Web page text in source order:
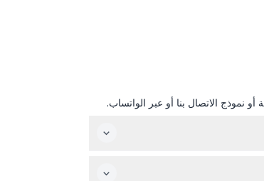
نموذج الاتصال بنا أو عبر الواتساب.